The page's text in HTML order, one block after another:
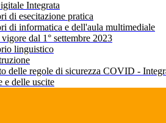
Integrata
di esecitazione pratica
di informatica e dell'aula multimediale
dal 1° settembre 2023
linguistico
delle regole di sicurezza COVID -
e delle uscite